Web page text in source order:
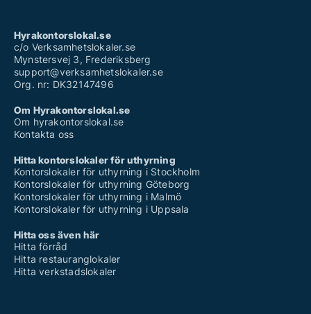
Hyra ut kontorsplats i Stockholm Innerstad
Hyra ut kontorsplats i Sundbyberg
Hyra ut kontorsplats på Södermalm
Hyra ut kontorsplats i Söderort
Hyra ut kontorsplats i Södertälje
Hyra ut kontorsplats i Tyresö
Hyra ut kontorsplats i Täby
Hyra ut kontorsplats i Upplands Väsby
Hyra ut kontorsplats i Upplands-Bro
Hyra ut kontorsplats i Vasastan
Hyra ut kontorsplats i Vaxholm
Hyra ut kontorsplats i Värmdö
Hyra ut kontorsplats i Västerort
Hyra ut kontorsplats på Östermalm
Hyra ut kontorsplats i Österåker
Hyrakontorslokal.se
c/o Verksamhetslokaler.se
Mynstersvej 3, Frederiksberg
support@verksamhetslokaler.se
Org. nr: DK32147496
Om Hyrakontorslokal.se
Om hyrakontorslokal.se
Kontakta oss
Hitta kontorslokaler för uthyrning
Kontorslokaler för uthyrning i Stockholm
Kontorslokaler för uthyrning Göteborg
Kontorslokaler för uthyrning i Malmö
Kontorslokaler för uthyrning i Uppsala
Hitta oss även här
Hitta förråd
Hitta restauranglokaler
Hitta verkstadslokaler